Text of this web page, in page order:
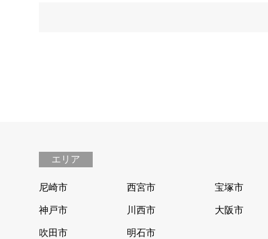
エリア
尼崎市 西宮市 宝塚市
神戸市 川西市 大阪市
吹田市 明石市